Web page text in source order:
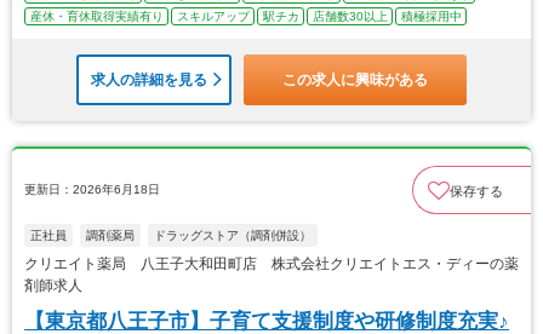
産休・育休取得実績有り
スキルアップ 駅チカ 店舗数30以上 積極採用中
求人の詳細を見る この求人に興味がある
更新日：2026年6月18日 保存する
正社員 調剤薬局 ドラッグストア（調剤併設）
クリエイト薬局 八王子大和田町店 株式会社クリエイトエス・ディーの薬
剤師求人
【東京都八王子市】子育て支援制度や研修制度充実♪